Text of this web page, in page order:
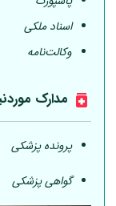
اسناد ملکی
وکالت‌نامه
مدارک
پرونده پزشکی
گواهی پزشکی